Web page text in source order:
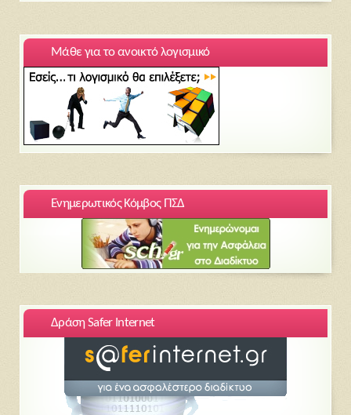
Μάθε για το ανοικτό λογισμικό
Ενημερωτικός Κόμβος ΠΣΔ
Δράση Safer Internet